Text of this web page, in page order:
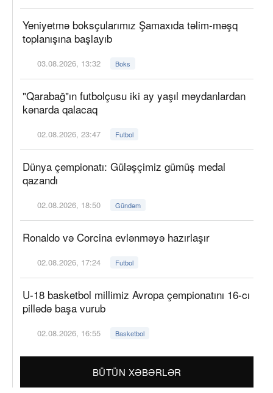
Yeniyetmə boksçularımız Şamaxıda təlim-məşq
toplanışına başlayıb
03.08.2026, 13:32 Boks
"Qarabağ"ın futbolçusu iki ay yaşıl meydanlardan
kənarda qalacaq
02.08.2026, 23:47 Futbol
Dünya çempionatı: Güləşçimiz gümüş medal
qazandı
02.08.2026, 18:50 Gündəm
Ronaldo və Corcina evlənməyə hazırlaşır
02.08.2026, 17:24 Futbol
U-18 basketbol millimiz Avropa çempionatını 16-cı
pillədə başa vurub
02.08.2026, 16:55 Basketbol
BÜTÜN XƏBƏRLƏR